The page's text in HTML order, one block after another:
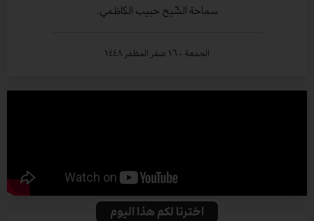
سماحة الشّيخ حبيب الكاظمي.
الجمعة - ١٦ صفر المظفر ١٤٤٨
اخترنا لكم هذا اليوم